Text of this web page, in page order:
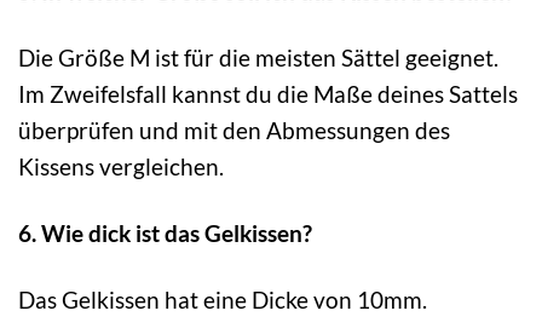
Die Größe M ist für die meisten Sättel geeignet.
Im Zweifelsfall kannst du die Maße deines Sattels
überprüfen und mit den Abmessungen des
Kissens vergleichen.
6. Wie dick ist das Gelkissen?
Das Gelkissen hat eine Dicke von 10mm.